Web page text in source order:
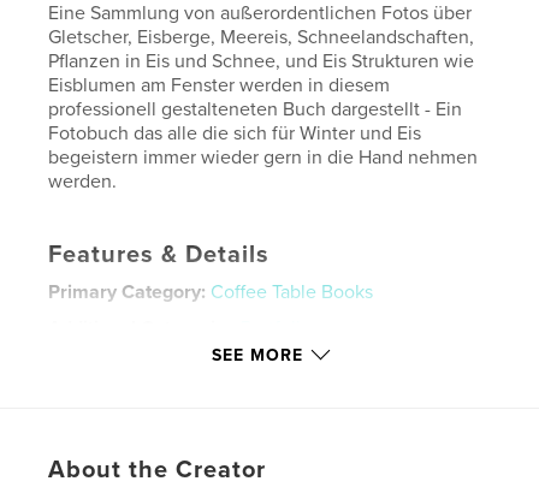
Eine Sammlung von außerordentlichen Fotos über
Gletscher, Eisberge, Meereis, Schneelandschaften,
Pflanzen in Eis und Schnee, und Eis Strukturen wie
Eisblumen am Fenster werden in diesem
professionell gestalteneten Buch dargestellt - Ein
Fotobuch das alle die sich für Winter und Eis
begeistern immer wieder gern in die Hand nehmen
werden.
Features & Details
Primary Category: Coffee Table Books
Large Square, 12×12 in, 30×30 cm
LanguageGerman
SEE MORE
About the Creator